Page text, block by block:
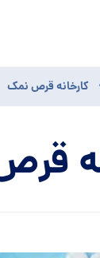
کارخانه قرص نمک